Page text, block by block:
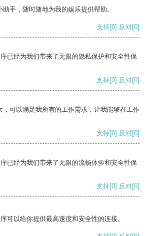
手，随时随地为我的娱乐提供帮助。
支持[0] 反对[0]
已经为我们带来了无限的隐私保护和安全性保
支持[0] 反对[0]
，可以满足我所有的工作需求，让我能够在工作
支持[0] 反对[0]
已经为我们带来了无限的流畅体验和安全性保
支持[0] 反对[0]
可以给你提供最高速度和安全性的连接。